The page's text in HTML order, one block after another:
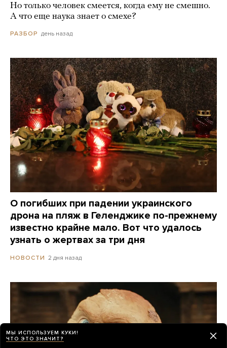
Но только человек смеется, когда ему не смешно.
А что еще наука знает о смехе?
РАЗБОР день назад
О погибших при падении украинского
дрона на пляж в Геленджике по-прежнему
известно крайне мало. Вот что удалось
узнать о жертвах за три дня
НОВОСТИ 2 дня назад
МЫ ИСПОЛЬЗУЕМ КУКИ!
ЧТО ЭТО ЗНАЧИТ?